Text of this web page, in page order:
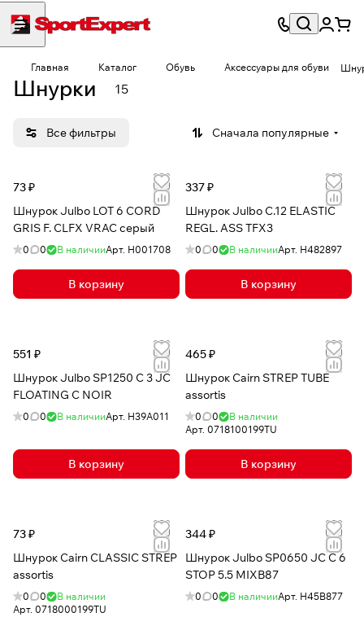
Главная Каталог Обувь Аксессуары для обуви
Шнурки 15
Все фильтры Сначала популярные
73 ₽
Шнурок Julbo LOT 6 CORD
GRIS F. CLFX VRAC серый
0 0 В наличииАрт. H001708
В корзину
337 ₽
Шнурок Julbo C.12 ELASTIC
REGL. ASS TFX3
0 0 В наличииАрт. H482897
В корзину
551 ₽
Шнурок Julbo SP1250 C 3 JC
FLOATING C NOIR
0 0 В наличииАрт. H39A011
В корзину
465 ₽
Шнурок Cairn STREP TUBE
assortis
0 0
В наличии
Арт. 0718100199TU
В корзину
73 ₽
Шнурок Cairn CLASSIC STREP
assortis
0 0
В наличии
Арт. 0718000199TU
344 ₽
Шнурок Julbo SP0650 JC C 6
STOP 5.5 MIXB87
0 0 В наличииАрт. H45B877